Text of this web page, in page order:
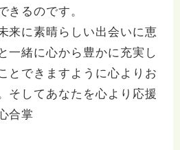
きるのです。
来に素晴らしい出会いに恵
一緒に心から豊かに充実し
とできますように心よりお
そしてあなたを心より応援
合掌